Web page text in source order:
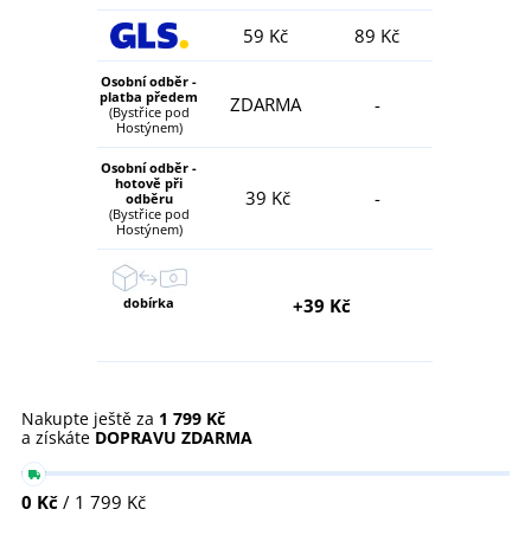
59 Kč 89 Kč
Osobní odběr -
platba předem
(Bystřice pod
Hostýnem)
ZDARMA -
Osobní odběr -
hotově při
odběru
(Bystřice pod
Hostýnem)
39 Kč -
dobírka +39 Kč
Nakupte ještě za 1 799 Kč
a získáte DOPRAVU ZDARMA
0 Kč / 1 799 Kč